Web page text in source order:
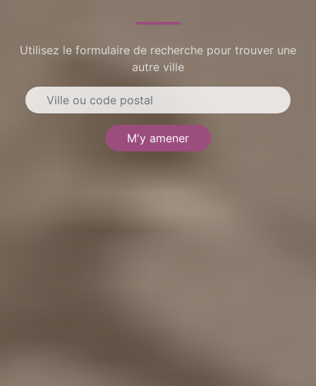
Utilisez le formulaire de recherche pour trouver une
autre ville
M'y amener